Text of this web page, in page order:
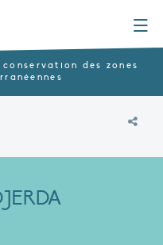
des zones